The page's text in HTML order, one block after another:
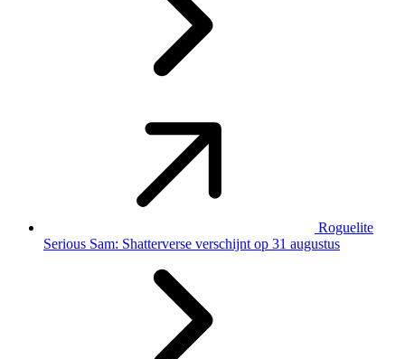
Roguelite
Serious Sam: Shatterverse verschijnt op 31 augustus